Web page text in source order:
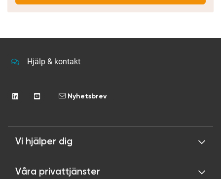
Hjälp & kontakt
Nyhetsbrev
Vi hjälper dig
Våra privattjänster